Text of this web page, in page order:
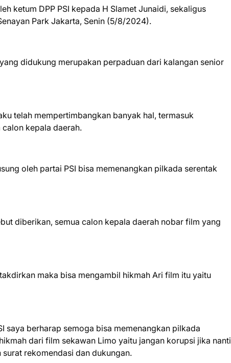
ketum DPP PSI kepada H Slamet Junaidi, sekaligus
Park Jakarta, Senin (5/8/2024).
didukung merupakan perpaduan dari kalangan senior
telah mempertimbangkan banyak hal, termasuk
kepala daerah.
oleh partai PSI bisa memenangkan pilkada serentak
diberikan, semua calon kepala daerah nobar film yang
maka bisa mengambil hikmah Ari film itu yaitu
saya berharap semoga bisa memenangkan pilkada
dari film sekawan Limo yaitu jangan korupsi jika nanti
rekomendasi dan dukungan.